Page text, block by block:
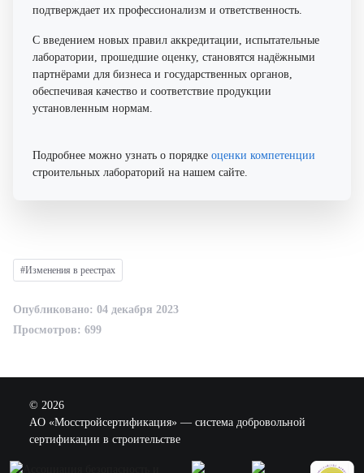
подтверждает их профессионализм и ответственность.
С введением новых правил аккредитации, испытательные
лаборатории, прошедшие оценку, становятся надёжными
партнёрами для бизнеса и государственных органов,
обеспечивая качество и соответствие продукции
установленным нормам.
Подробнее можно узнать о порядке оценки компетенции
строительных лабораторий на нашем сайте.
#Изменения в реестрах
Опубликовано: 04 декабря 2023
Просмотров: 699
© 2026
AO «Мосстройсертификация» — система добровольной
сертификации в строительстве